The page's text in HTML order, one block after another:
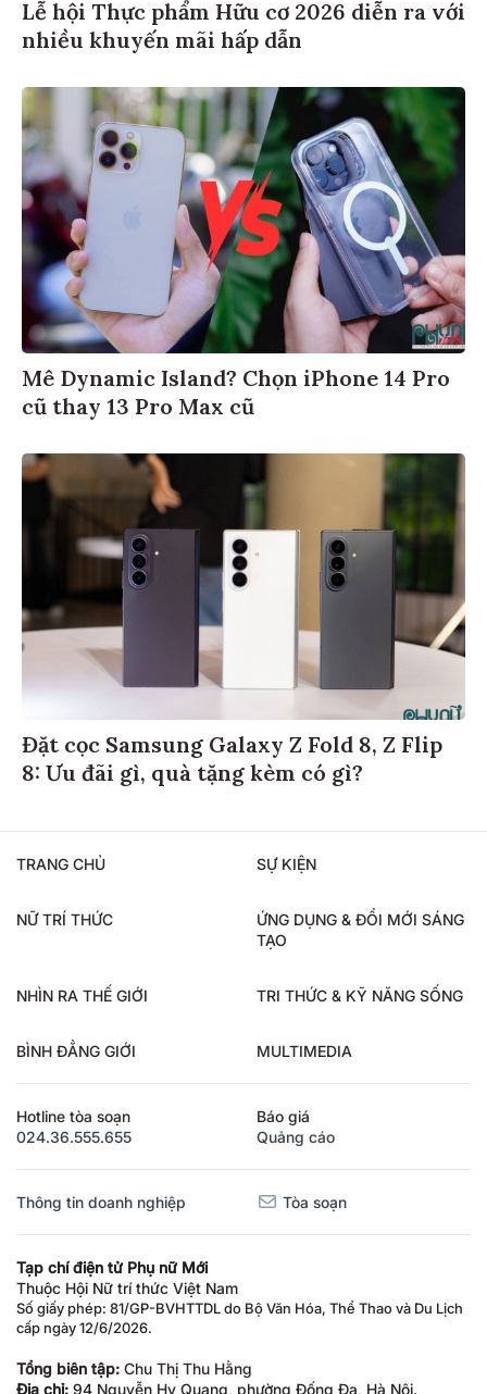
Lễ hội Thực phẩm Hữu cơ 2026 diễn ra với
nhiều khuyến mãi hấp dẫn
Mê Dynamic Island? Chọn iPhone 14 Pro
cũ thay 13 Pro Max cũ
Đặt cọc Samsung Galaxy Z Fold 8, Z Flip
8: Ưu đãi gì, quà tặng kèm có gì?
TRANG CHỦ SỰ KIỆN
NỮ TRÍ THỨC
ỨNG DỤNG & ĐỔI MỚI SÁNG
TẠO
NHÌN RA THẾ GIỚI TRI THỨC & KỸ NĂNG SỐNG
BÌNH ĐẲNG GIỚI MULTIMEDIA
Hotline tòa soạn
024.36.555.655
Báo giá
Quảng cáo
Thông tin doanh nghiệp Tòa soạn
Tạp chí điện tử Phụ nữ Mới
Thuộc Hội Nữ trí thức Việt Nam
Số giấy phép: 81/GP-BVHTTDL do Bộ Văn Hóa, Thể Thao và Du Lịch
cấp ngày 12/6/2026.
Tổng biên tập: Chu Thị Thu Hằng